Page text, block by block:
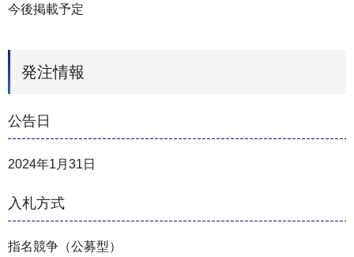
今後掲載予定
発注情報
公告日
2024年1月31日
入札方式
指名競争（公募型）